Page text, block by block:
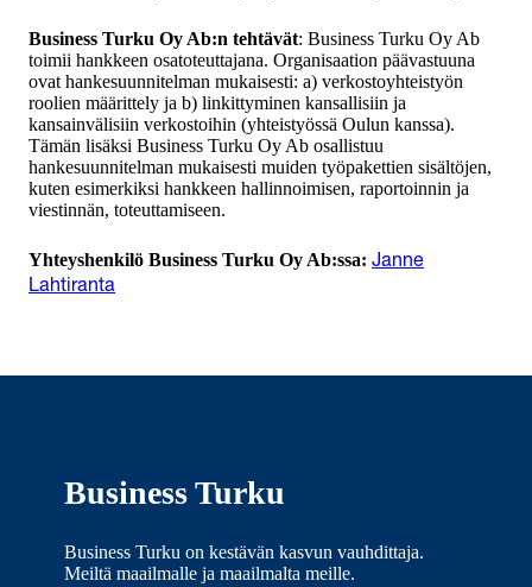
Business Turku Oy Ab:n tehtävät: Business Turku Oy Ab
toimii hankkeen osatoteuttajana. Organisaation päävastuuna
ovat hankesuunnitelman mukaisesti: a) verkostoyhteistyön
roolien määrittely ja b) linkittyminen kansallisiin ja
kansainvälisiin verkostoihin (yhteistyössä Oulun kanssa).
Tämän lisäksi Business Turku Oy Ab osallistuu
hankesuunnitelman mukaisesti muiden työpakettien sisältöjen,
kuten esimerkiksi hankkeen hallinnoimisen, raportoinnin ja
viestinnän, toteuttamiseen.
Yhteyshenkilö Business Turku Oy Ab:ssa: Janne
Lahtiranta
Business Turku
Business Turku on kestävän kasvun vauhdittaja.
Meiltä maailmalle ja maailmalta meille.